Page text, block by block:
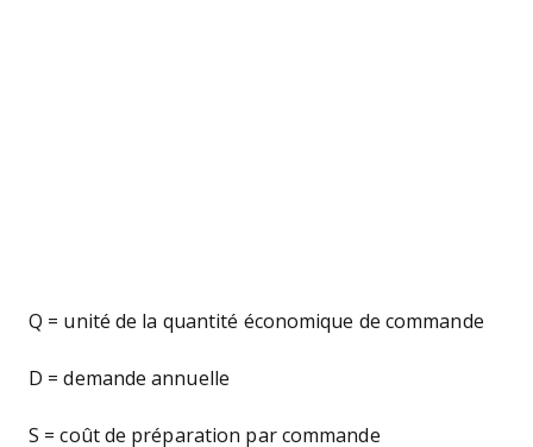
Q = unité de la quantité économique de commande
D = demande annuelle
S = coût de préparation par commande